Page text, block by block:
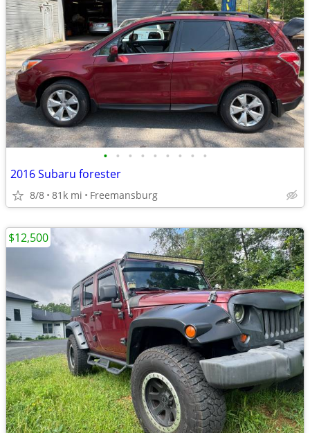
• • • • • • • • •
2016 Subaru forester
8/8 81k mi Freemansburg
$12,500